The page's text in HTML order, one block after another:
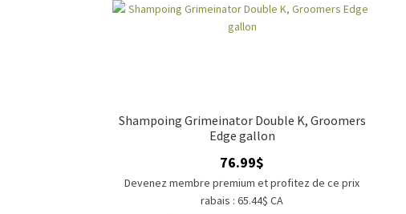
Shampoing Grimeinator Double K, Groomers
Edge gallon
76.99$
Devenez membre premium et profitez de ce prix
rabais : 65.44$ CA